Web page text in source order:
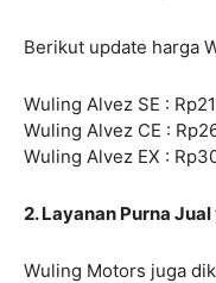
Berikut update harga
Wuling Alvez SE :
Wuling Alvez CE :
Wuling Alvez EX :
2. Layanan Purna
Wuling Motors juga